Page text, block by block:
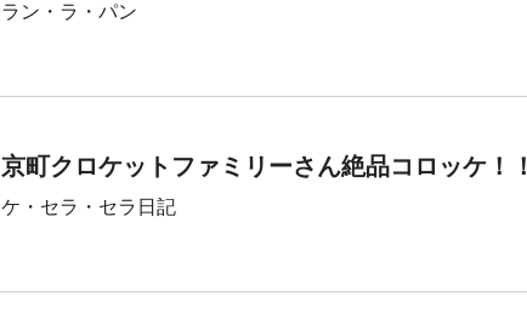
ラン・ラ・パン
京町クロケットファミリーさん絶品コロッケ！！
ケ・セラ・セラ日記